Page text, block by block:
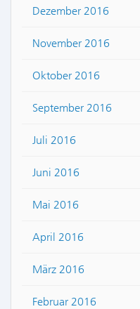
Dezember 2016
November 2016
Oktober 2016
September 2016
Juli 2016
Juni 2016
Mai 2016
April 2016
März 2016
Februar 2016